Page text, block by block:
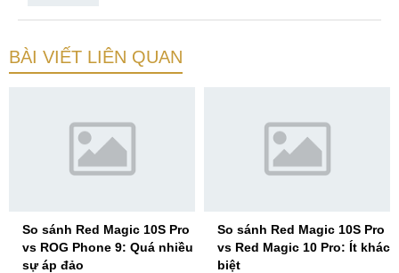
BÀI VIẾT LIÊN QUAN
So sánh Red Magic 10S Pro
vs ROG Phone 9: Quá nhiều
sự áp đảo
So sánh Red Magic 10S Pro
vs Red Magic 10 Pro: Ít khác
biệt